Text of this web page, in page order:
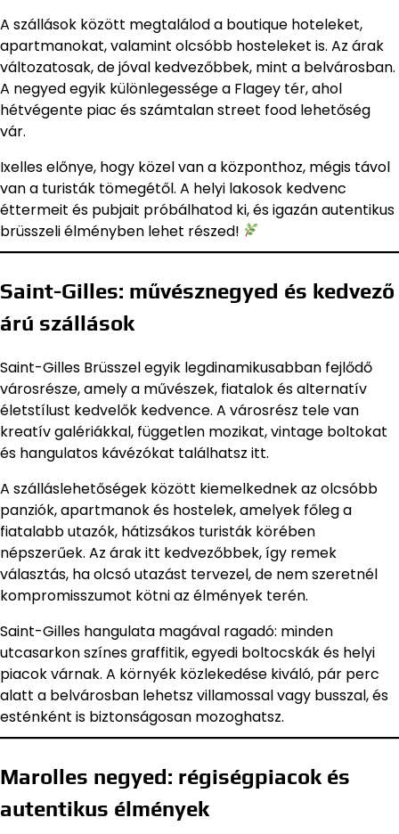
A szállások között megtalálod a boutique hoteleket,
apartmanokat, valamint olcsóbb hosteleket is. Az árak
változatosak, de jóval kedvezőbbek, mint a belvárosban.
A negyed egyik különlegessége a Flagey tér, ahol
hétvégente piac és számtalan street food lehetőség
vár.
Ixelles előnye, hogy közel van a központhoz, mégis távol
van a turisták tömegétől. A helyi lakosok kedvenc
éttermeit és pubjait próbálhatod ki, és igazán autentikus
brüsszeli élményben lehet részed!
Saint-Gilles: művésznegyed és kedvező
árú szállások
Saint-Gilles Brüsszel egyik legdinamikusabban fejlődő
városrésze, amely a művészek, fiatalok és alternatív
életstílust kedvelők kedvence. A városrész tele van
kreatív galériákkal, független mozikat, vintage boltokat
és hangulatos kávézókat találhatsz itt.
A szálláslehetőségek között kiemelkednek az olcsóbb
panziók, apartmanok és hostelek, amelyek főleg a
fiatalabb utazók, hátizsákos turisták körében
népszerűek. Az árak itt kedvezőbbek, így remek
választás, ha olcsó utazást tervezel, de nem szeretnél
kompromisszumot kötni az élmények terén.
Saint-Gilles hangulata magával ragadó: minden
utcasarkon színes graffitik, egyedi boltocskák és helyi
piacok várnak. A környék közlekedése kiváló, pár perc
alatt a belvárosban lehetsz villamossal vagy busszal, és
esténként is biztonságosan mozoghatsz.
Marolles negyed: régiségpiacok és
autentikus élmények